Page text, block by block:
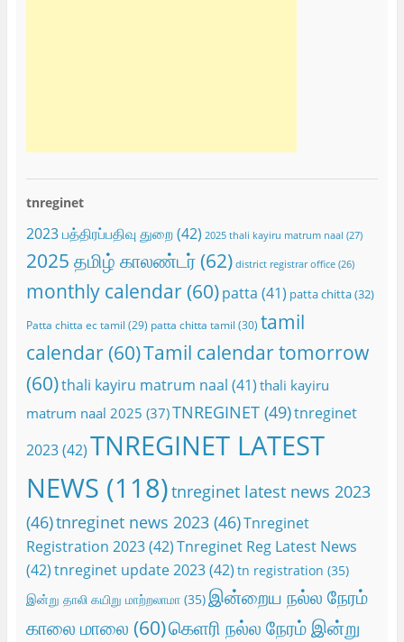
tnreginet
2023 பத்திரப்பதிவு துறை(42) 2025 thali kayiru matrum naal (27)
2025 தமிழ் காலண்டர்(62) district registrar office(26)
monthly calendar(60) patta (41) patta chitta(32)
Patta chitta ec tamil (29) patta chitta tamil (30) tamil
calendar(60)Tamil calendar tomorrow
(60)thali kayiru matrum naal (41) thali kayiru
matrum naal 2025 (37)TNREGINET(49)tnreginet
2023(42)TNREGINET LATEST
NEWS (118)tnreginet latest news 2023
(46)tnreginet news 2023(46)Tnreginet
Registration 2023(42)Tnreginet Reg Latest News
(42)tnreginet update 2023(42) tn registration (35)
இன்று தாலி கயிறு மாற்றலாமா(35)இன்றைய நல்ல நேரம்
காலை மாலை (60)கெளரி நல்ல நேரம் இன்று